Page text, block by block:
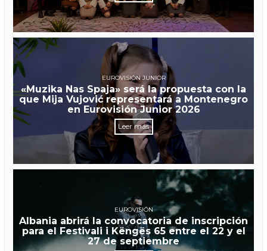
EUROVISIÓN JUNIOR
«Muzika Nas Spaja» será la propuesta con la
que Mija Vujović representará a Montenegro
en Eurovisión Junior 2026
Leer más
EUROVISIÓN
Albania abrirá la convocatoria de inscripción
para el Festivali i Këngës 65 entre el 22 y el
27 de septiembre